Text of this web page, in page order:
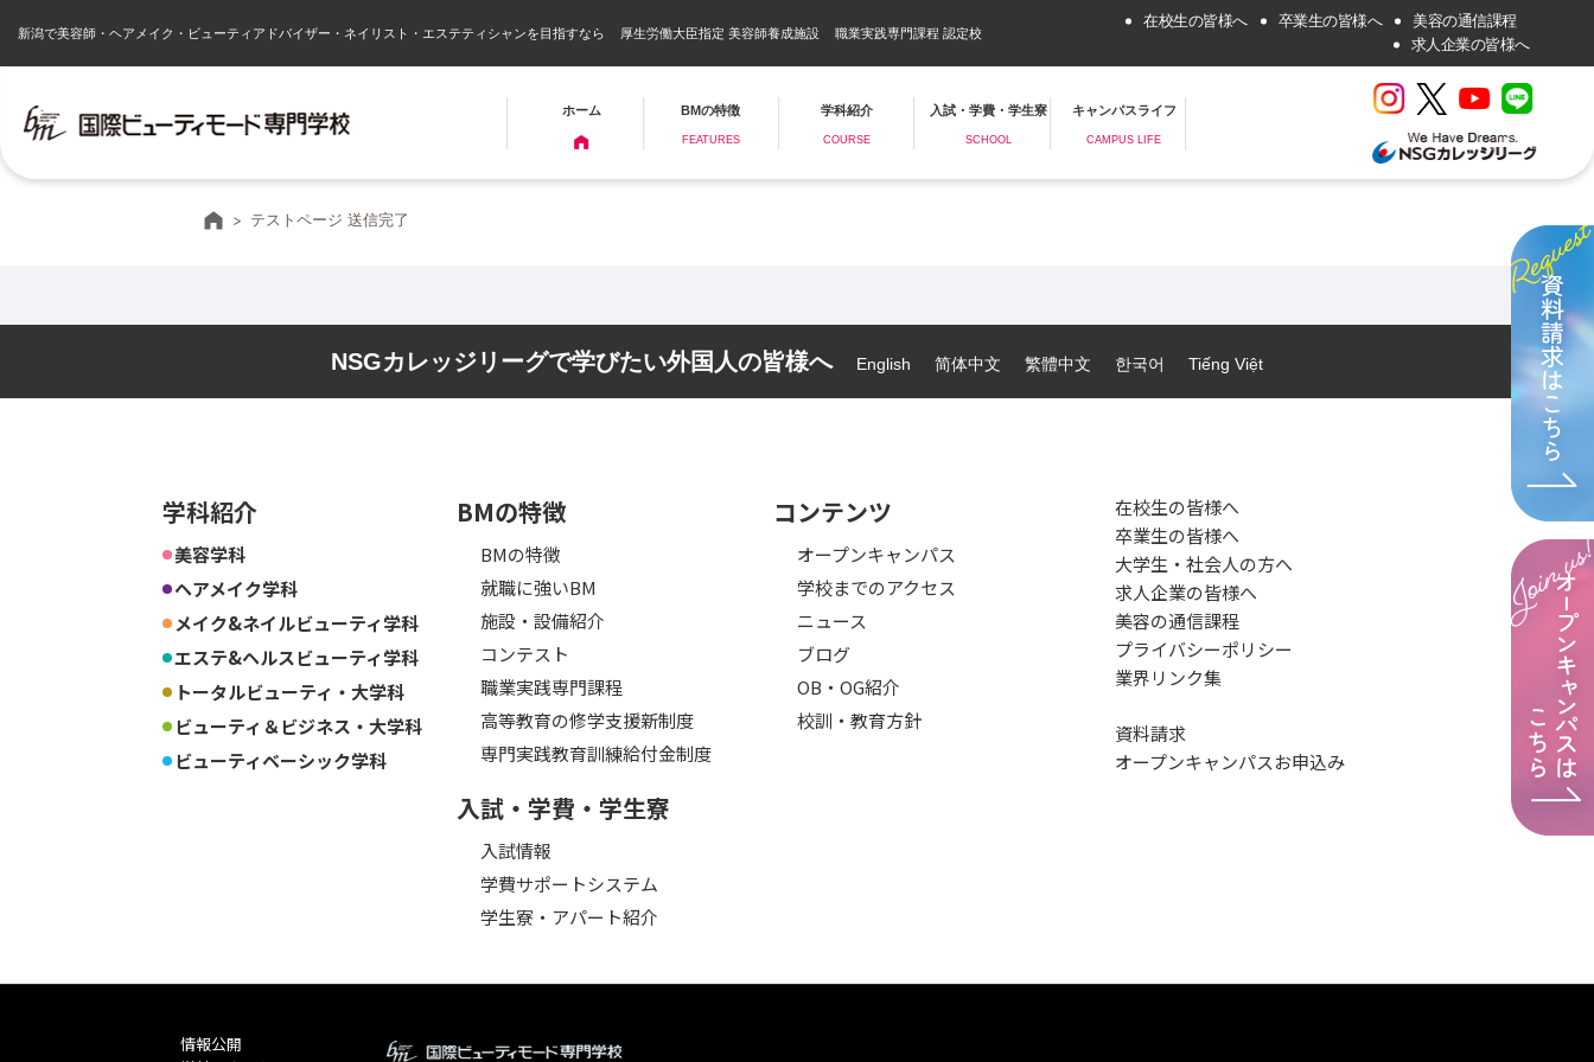
新潟で美容師・ヘアメイク・ビューティアドバイザー・ネイリスト・エステティシャンを目指すなら 厚生労働大臣指定 美容師養成施設 職業実践専門課程 認定校
在校生の皆様へ 卒業生の皆様へ
美容の通信課程
求人企業の皆様へ
ホーム BMの特徴
FEATURES
学科紹介
COURSE
入試・学費・学生寮
SCHOOL
キャンパスライフ
CAMPUS LIFE
ホームテストページ 送信完了
NSGカレッジリーグで学びたい外国人の皆様へ English 简体中文 繁體中文 한국어 Tiếng Việt
学科紹介
美容学科
ヘアメイク学科
メイク&ネイルビューティ学科
エステ&ヘルスビューティ学科
トータルビューティ・大学科
ビューティ＆ビジネス・大学科
ビューティベーシック学科
BMの特徴
BMの特徴
就職に強いBM
施設・設備紹介
コンテスト
職業実践専門課程
高等教育の修学支援新制度
専門実践教育訓練給付金制度
入試・学費・学生寮
入試情報
学費サポートシステム
学生寮・アパート紹介
コンテンツ
オープンキャンパス
学校までのアクセス
ニュース
ブログ
OB・OG紹介
校訓・教育方針
在校生の皆様へ
卒業生の皆様へ
大学生・社会人の方へ
求人企業の皆様へ
美容の通信課程
プライバシーポリシー
業界リンク集
資料請求
オープンキャンパスお申込み
情報公開